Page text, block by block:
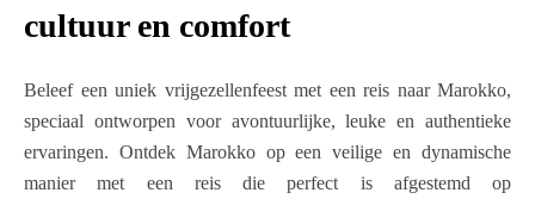
cultuur en comfort
Beleef een uniek vrijgezellenfeest met een reis naar Marokko,
speciaal ontworpen voor avontuurlijke, leuke en authentieke
ervaringen. Ontdek Marokko op een veilige en dynamische
manier met een reis die perfect is afgestemd op